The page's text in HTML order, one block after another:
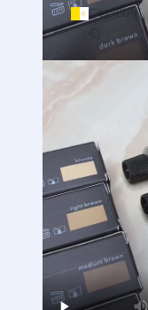
City (EUR